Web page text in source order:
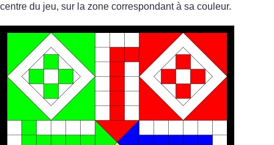
centre du jeu, sur la zone correspondant à sa couleur.